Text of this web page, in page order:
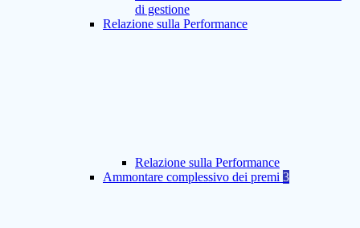
di gestione
Relazione sulla Performance
Relazione sulla Performance
Ammontare complessivo dei premi 3